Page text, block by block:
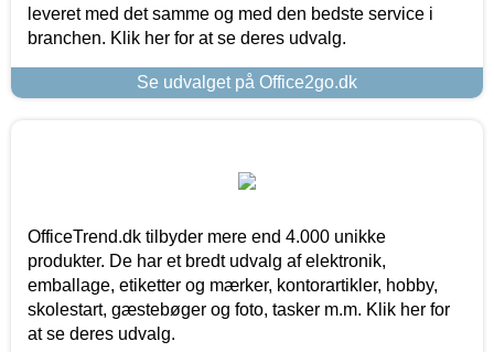
leveret med det samme og med den bedste service i
branchen. Klik her for at se deres udvalg.
Se udvalget på Office2go.dk
OfficeTrend.dk tilbyder mere end 4.000 unikke
produkter. De har et bredt udvalg af elektronik,
emballage, etiketter og mærker, kontorartikler, hobby,
skolestart, gæstebøger og foto, tasker m.m. Klik her for
at se deres udvalg.